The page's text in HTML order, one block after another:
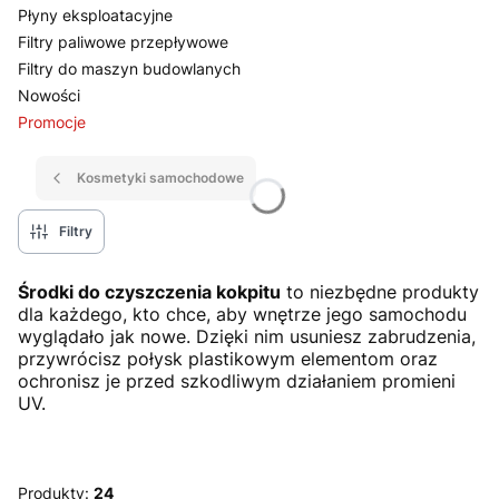
Płyny eksploatacyjne
Filtry paliwowe przepływowe
Filtry do maszyn budowlanych
Nowości
Promocje
Kosmetyki samochodowe
Filtry
Środki do czyszczenia kokpitu to niezbędne produkty
dla każdego, kto chce, aby wnętrze jego samochodu
wyglądało jak nowe. Dzięki nim usuniesz zabrudzenia,
przywrócisz połysk plastikowym elementom oraz
ochronisz je przed szkodliwym działaniem promieni
UV.
Produkty: 24